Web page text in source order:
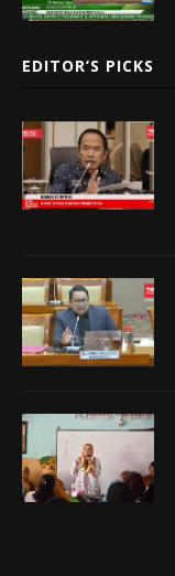
EDITOR’S PICKS